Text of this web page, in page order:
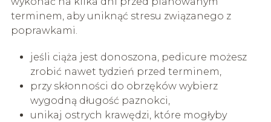
terminem, aby uniknąć stresu związanego z
poprawkami.
jeśli ciąża jest donoszona, pedicure możesz
zrobić nawet tydzień przed terminem,
przy skłonności do obrzęków wybierz
wygodną długość paznokci,
unikaj ostrych krawędzi, które mogłyby